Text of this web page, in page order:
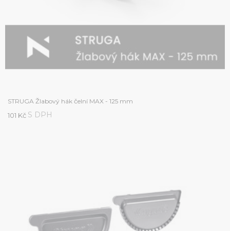
STRUGA Žlabový hák čelní MAX - 125 mm
101 Kč S DPH